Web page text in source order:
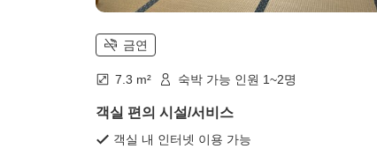
금연
7.3 m² 숙박 가능 인원 1~2명
객실 편의 시설/서비스
객실 내 인터넷 이용 가능